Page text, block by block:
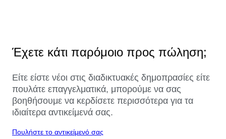
Έχετε κάτι παρόμοιο προς πώληση;
Είτε είστε νέοι στις διαδικτυακές δημοπρασίες είτε
πουλάτε επαγγελματικά, μπορούμε να σας
βοηθήσουμε να κερδίσετε περισσότερα για τα
ιδιαίτερα αντικείμενά σας.
Πουλήστε το αντικείμενό σας